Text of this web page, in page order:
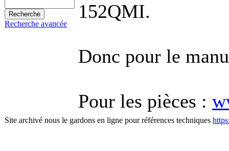
Recherche avancée
152QMI.
Donc pour le
Pour les pièces :
Site archivé nous le gardons en ligne pour références techniques